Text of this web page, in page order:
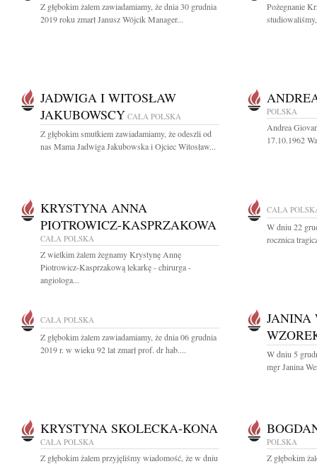
Z głębokim żalem zawiadamiamy, że dnia 30 grudnia
2019 roku zmarł Janusz Wójcik Manager...
Pożegnanie
JADWIGA I WITOSŁAW
JAKUBOWSCY CAŁA POLSKA
Z głębokim smutkiem zawiadamiamy, że odeszli od
nas Mama Jadwiga Jakubowska i Ojciec Witosław...
POLSKA
Andrea
17.10.1962
KRYSTYNA ANNA
PIOTROWICZ-KASPRZAKOWA
CAŁA POLSKA
Z wielkim żalem żegnamy Krystynę Annę
Piotrowicz-Kasprzakową lekarkę - chirurga -
angiologa...
CAŁA
W dniu 22
rocznica
CAŁA POLSKA
Z głębokim żalem zawiadamiamy, że dnia 06 grudnia
2019 r. w wieku 92 lat zmarł prof. dr hab....
JANINA
W dniu 5
mgr Janina
KRYSTYNA SKOLECKA-KONA
CAŁA POLSKA
Z głębokim żalem przyjęliśmy wiadomość, że w dniu
POLSKA
Z głębokim